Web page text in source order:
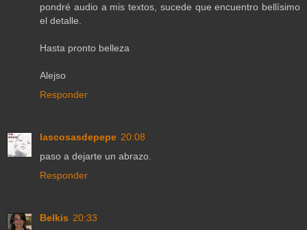
pondré audio a mis textos, sucede que encuentro bellísimo
el detalle.
Hasta pronto belleza
Alejso
Responder
lascosasdepepe 20:08
paso a dejarte un abrazo.
Responder
Belkis 20:33